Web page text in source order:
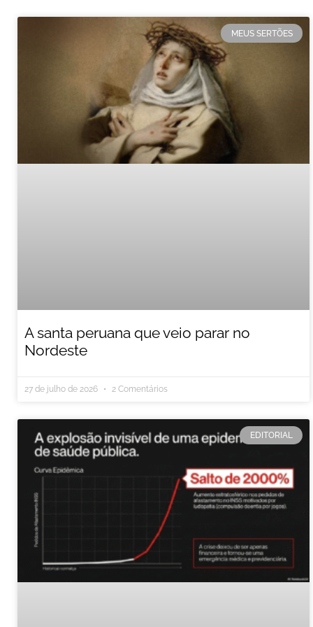
MEUS SERTÕES
A santa peruana que veio parar no
Nordeste
27 de julho de 2026 2 Comentários
EDITORIAL